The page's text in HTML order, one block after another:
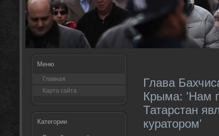
Меню
Главная
Карта сайта
Категории
Глава
Крыма: 'Нам
Татарстан
куратором'